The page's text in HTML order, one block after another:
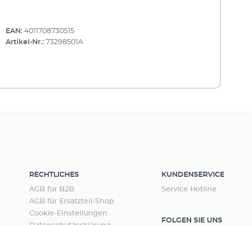
EAN: 4011708730515
Artikel-Nr.: 73298501A
RECHTLICHES
AGB für B2B
AGB für Ersatzteil-Shop
Cookie-Einstellungen
KUNDENSERVICE
Service Hotline
FOLGEN SIE UNS